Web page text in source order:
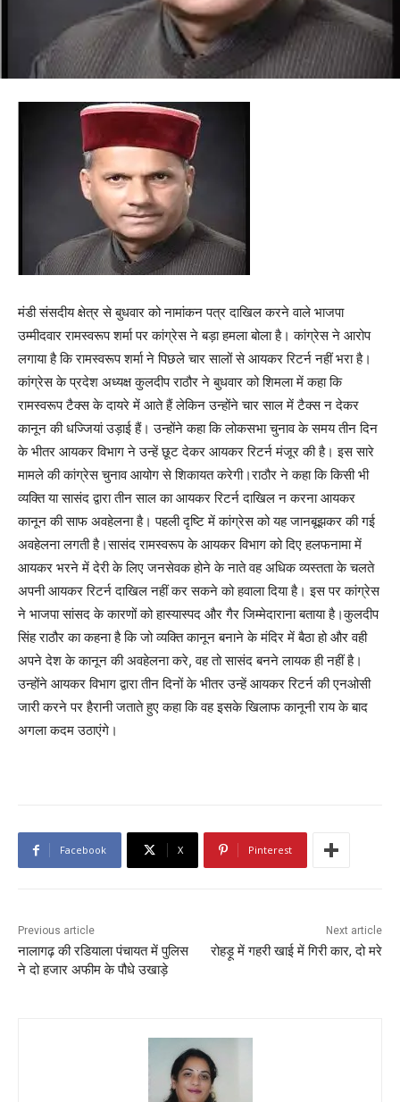
मंडी संसदीय क्षेत्र से बुधवार को नामांकन पत्र दाखिल करने वाले भाजपा
उम्मीदवार रामस्वरूप शर्मा पर कांग्रेस ने बड़ा हमला बोला है। कांग्रेस ने आरोप
लगाया है कि रामस्वरूप शर्मा ने पिछले चार सालों से आयकर रिटर्न नहीं भरा है।
कांग्रेस के प्रदेश अध्यक्ष कुलदीप राठौर ने बुधवार को शिमला में कहा कि
रामस्वरूप टैक्स के दायरे में आते हैं लेकिन उन्होंने चार साल में टैक्स न देकर
कानून की धज्जियां उड़ाई हैं। उन्होंने कहा कि लोकसभा चुनाव के समय तीन दिन
के भीतर आयकर विभाग ने उन्हें छूट देकर आयकर रिटर्न मंजूर की है। इस सारे
मामले की कांग्रेस चुनाव आयोग से शिकायत करेगी।राठौर ने कहा कि किसी भी
व्यक्ति या सासंद द्वारा तीन साल का आयकर रिटर्न दाखिल न करना आयकर
कानून की साफ अवहेलना है। पहली दृष्टि में कांग्रेस को यह जानबूझकर की गई
अवहेलना लगती है।सासंद रामस्वरूप के आयकर विभाग को दिए हलफनामा में
आयकर भरने में देरी के लिए जनसेवक होने के नाते वह अधिक व्यस्तता के चलते
अपनी आयकर रिटर्न दाखिल नहीं कर सकने को हवाला दिया है। इस पर कांग्रेस
ने भाजपा सांसद के कारणों को हास्यास्पद और गैर जिम्मेदाराना बताया है।कुलदीप
सिंह राठौर का कहना है कि जो व्यक्ति कानून बनाने के मंदिर में बैठा हो और वही
अपने देश के कानून की अवहेलना करे, वह तो सासंद बनने लायक ही नहीं है।
उन्होंने आयकर विभाग द्वारा तीन दिनों के भीतर उन्हें आयकर रिटर्न की एनओसी
जारी करने पर हैरानी जताते हुए कहा कि वह इसके खिलाफ कानूनी राय के बाद
अगला कदम उठाएंगे।
Facebook X Pinterest
Previous article
नालागढ़ की रडियाला पंचायत में पुलिस
ने दो हजार अफीम के पौधे उखाड़े
Next article
रोहड़ू में गहरी खाई में गिरी कार, दो मरे